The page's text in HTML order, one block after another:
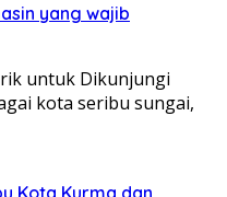
yang wajib
untuk Dikunjungi
kota seribu sungai,
Kota Kurma dan